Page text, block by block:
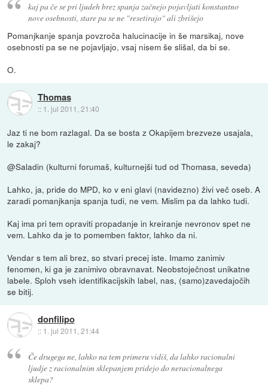
kaj pa če se pri ljudeh brez spanja začnejo pojavljati konstantno
nove osebnosti, stare pa se ne "resetirajo" ali zbrišejo
Pomanjkanje spanja povzroča halucinacije in še marsikaj, nove
osebnosti pa se ne pojavljajo, vsaj nisem še slišal, da bi se.
O.
Thomas
:: 1. jul 2011, 21:40
Jaz ti ne bom razlagal. Da se bosta z Okapijem brezveze usajala,
le zakaj?
@Saladin (kulturni forumaš, kulturnejši tud od Thomasa, seveda)
Lahko, ja, pride do MPD, ko v eni glavi (navidezno) živi več oseb. A
zaradi pomanjkanja spanja tudi, ne vem. Mislim pa da lahko tudi.
Kaj ima pri tem opraviti propadanje in kreiranje nevronov spet ne
vem. Lahko da je to pomemben faktor, lahko da ni.
Vendar s tem ali brez, so stvari precej iste. Imamo zanimiv
fenomen, ki ga je zanimivo obravnavat. Neobstoječnost unikatne
labele. Sploh vseh identifikacijskih label, nas, (samo)zavedajočih
se bitij.
donfilipo
:: 1. jul 2011, 21:44
Če drugega ne, lahko na tem primeru vidiš, da lahko racionalni
ljudje z racionalnim sklepanjem pridejo do neracionalnega
sklepa?